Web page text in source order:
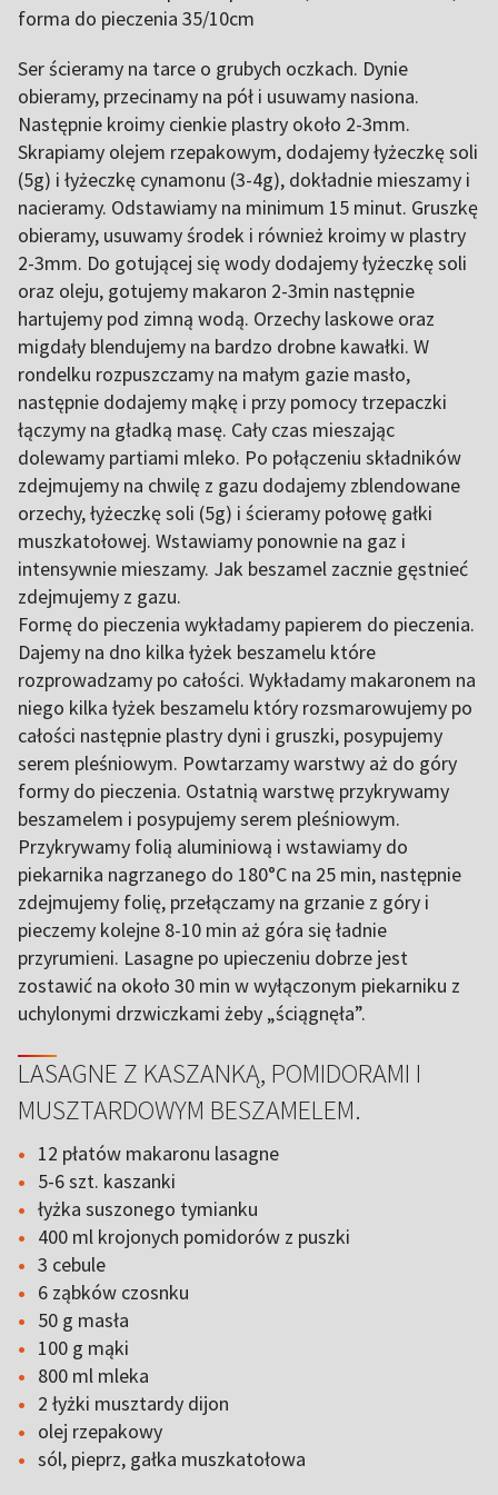
forma do pieczenia 35/10cm
Ser ścieramy na tarce o grubych oczkach. Dynie
obieramy, przecinamy na pół i usuwamy nasiona.
Następnie kroimy cienkie plastry około 2-3mm.
Skrapiamy olejem rzepakowym, dodajemy łyżeczkę soli
(5g) i łyżeczkę cynamonu (3-4g), dokładnie mieszamy i
nacieramy. Odstawiamy na minimum 15 minut. Gruszkę
obieramy, usuwamy środek i również kroimy w plastry
2-3mm. Do gotującej się wody dodajemy łyżeczkę soli
oraz oleju, gotujemy makaron 2-3min następnie
hartujemy pod zimną wodą. Orzechy laskowe oraz
migdały blendujemy na bardzo drobne kawałki. W
rondelku rozpuszczamy na małym gazie masło,
następnie dodajemy mąkę i przy pomocy trzepaczki
łączymy na gładką masę. Cały czas mieszając
dolewamy partiami mleko. Po połączeniu składników
zdejmujemy na chwilę z gazu dodajemy zblendowane
orzechy, łyżeczkę soli (5g) i ścieramy połowę gałki
muszkatołowej. Wstawiamy ponownie na gaz i
intensywnie mieszamy. Jak beszamel zacznie gęstnieć
zdejmujemy z gazu.
Formę do pieczenia wykładamy papierem do pieczenia.
Dajemy na dno kilka łyżek beszamelu które
rozprowadzamy po całości. Wykładamy makaronem na
niego kilka łyżek beszamelu który rozsmarowujemy po
całości następnie plastry dyni i gruszki, posypujemy
serem pleśniowym. Powtarzamy warstwy aż do góry
formy do pieczenia. Ostatnią warstwę przykrywamy
beszamelem i posypujemy serem pleśniowym.
Przykrywamy folią aluminiową i wstawiamy do
piekarnika nagrzanego do 180°C na 25 min, następnie
zdejmujemy folię, przełączamy na grzanie z góry i
pieczemy kolejne 8-10 min aż góra się ładnie
przyrumieni. Lasagne po upieczeniu dobrze jest
zostawić na około 30 min w wyłączonym piekarniku z
uchylonymi drzwiczkami żeby „ściągnęła”.
LASAGNE Z KASZANKĄ, POMIDORAMI I
MUSZTARDOWYM BESZAMELEM.
12 płatów makaronu lasagne
5-6 szt. kaszanki
łyżka suszonego tymianku
400 ml krojonych pomidorów z puszki
3 cebule
6 ząbków czosnku
50 g masła
100 g mąki
800 ml mleka
2 łyżki musztardy dijon
olej rzepakowy
sól, pieprz, gałka muszkatołowa